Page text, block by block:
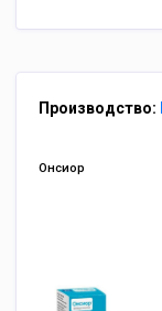
Производство:
Онсиор